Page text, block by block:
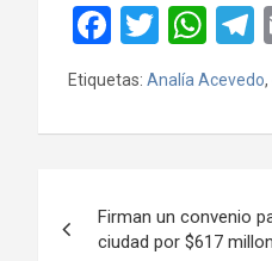
F
a
ce
b
o
T
wi
tt
er
W
at
s
p
e
Etiquetas: Analía Acevedo,
de
Firman un convenio
ciudad por $617